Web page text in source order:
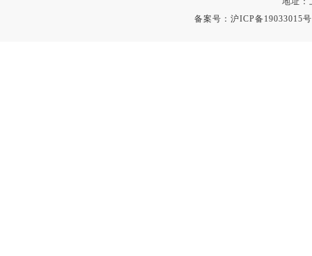
备案号： 沪ICP备19033015